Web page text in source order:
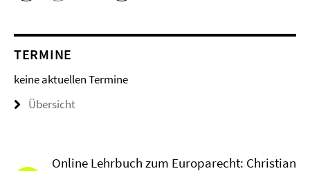
TERMINE
keine aktuellen Termine
Übersicht
Online Lehrbuch zum Europarecht: Christian